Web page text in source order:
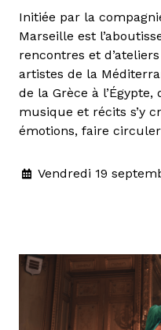
Initiée par la
Marseille est
rencontres et
artistes de la
de la Grèce à l’Égypte,
musique et récits s’y
émotions, faire
Vendredi 19